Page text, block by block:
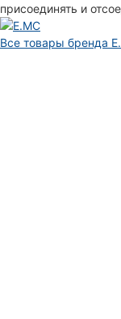
присоединять и
Все товары бренда